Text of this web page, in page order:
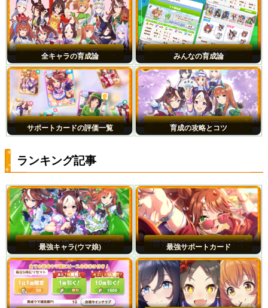
全キャラの育成論 みんなの育成論
サポートカードの評価一覧 育成の攻略とコツ
ランキング記事
最強キャラ(ウマ娘) 最強サポートカード